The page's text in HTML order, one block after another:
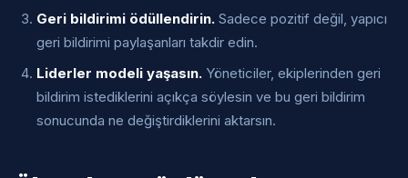
Geri bildirimi ödüllendirin. Sadece pozitif değil, yapıcı
geri bildirimi paylaşanları takdir edin.
Liderler modeli yaşasın. Yöneticiler, ekiplerinden geri
bildirim istediklerini açıkça söylesin ve bu geri bildirim
sonucunda ne değiştirdiklerini aktarsın.